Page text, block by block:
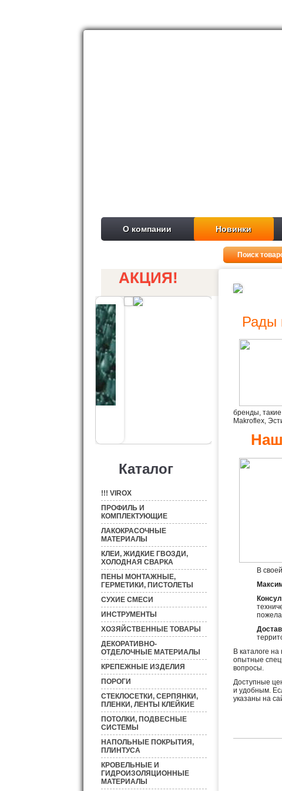
О компании Новинки
АКЦИЯ!
Каталог
!!! VIROX
ПРОФИЛЬ И
КОМПЛЕКТУЮЩИЕ
ЛАКОКРАСОЧНЫЕ
МАТЕРИАЛЫ
КЛЕИ, ЖИДКИЕ ГВОЗДИ,
ХОЛОДНАЯ СВАРКА
ПЕНЫ МОНТАЖНЫЕ,
ГЕРМЕТИКИ, ПИСТОЛЕТЫ
СУХИЕ СМЕСИ
ИНСТРУМЕНТЫ
ХОЗЯЙСТВЕННЫЕ ТОВАРЫ
ДЕКОРАТИВНО-
ОТДЕЛОЧНЫЕ МАТЕРИАЛЫ
КРЕПЕЖНЫЕ ИЗДЕЛИЯ
ПОРОГИ
СТЕКЛОСЕТКИ, СЕРПЯНКИ,
ПЛЕНКИ, ЛЕНТЫ КЛЕЙКИЕ
ПОТОЛКИ, ПОДВЕСНЫЕ
СИСТЕМЫ
НАПОЛЬНЫЕ ПОКРЫТИЯ,
ПЛИНТУСА
КРОВЕЛЬНЫЕ И
ГИДРОИЗОЛЯЦИОННЫЕ
МАТЕРИАЛЫ
Рады
бренды,
Makroflex,
В
В каталоге
опытные
вопросы.
Доступные
и удобным.
указаны на